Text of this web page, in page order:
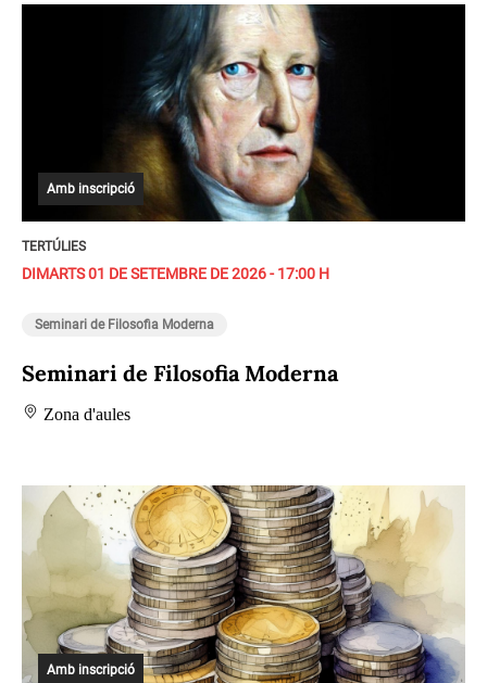
Amb inscripció
TERTÚLIES
DIMARTS 01 DE SETEMBRE DE 2026 - 17:00 H
Seminari de Filosofia Moderna
Seminari de Filosofia Moderna
Zona d'aules
Amb inscripció